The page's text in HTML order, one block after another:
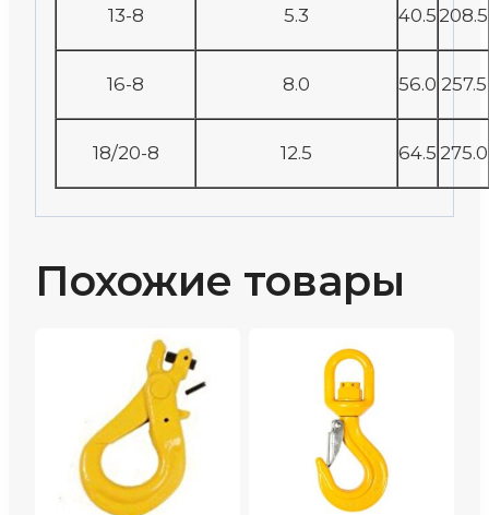
13-8 5.3 40.5 208.5
16-8 8.0 56.0 257.5
18/20-8 12.5 64.5 275.0
Похожие товары